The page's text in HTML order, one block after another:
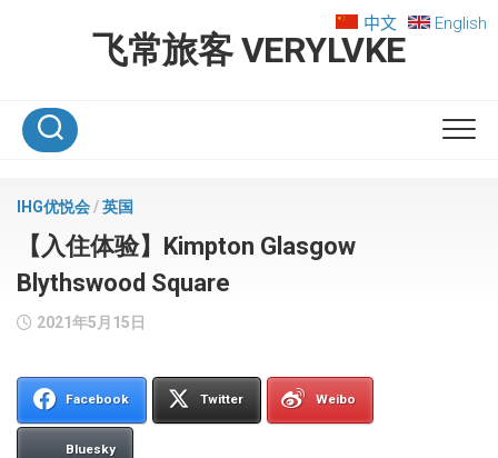
飞常旅客 VERYLVKE
中文 English
IHG优悦会/英国
【入住体验】Kimpton Glasgow
Blythswood Square
2021年5月15日
Facebook Twitter Weibo
Bluesky